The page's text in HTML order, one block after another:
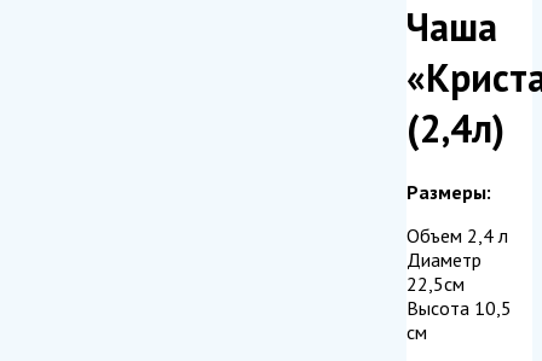
Чаша
(2,4л)
Размеры:
Объем 2,4 л
Диаметр
22,5см
Высота 10,5
см